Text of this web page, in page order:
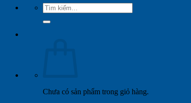
Tìm
kiếm:
Chưa có sản phẩm trong giỏ hàng.